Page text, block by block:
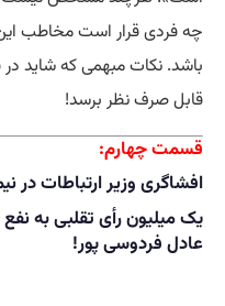
چه فردی قرار است مخاطب
باشد. نکات مبهمی که شاید در
قابل صرف نظر برسد!
قسمت چهارم:
افشاگری وزیر ارتباطات در
یک میلیون رأی تقلبی به نفع
عادل فردوسی پور!